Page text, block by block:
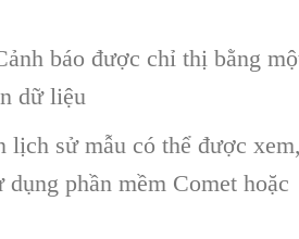
báo được chỉ thị bằng
dữ liệu
lịch sử mẫu có thể được
phần mềm Comet hoặc